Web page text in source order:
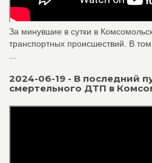
За минувшие в сутки в
транспортных происшествий. В
2024-06-19 - В последний
смертельного ДТП в